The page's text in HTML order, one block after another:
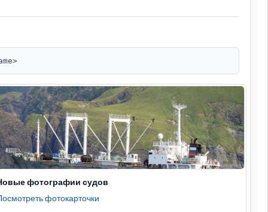
фотографии судов
фотокарточки